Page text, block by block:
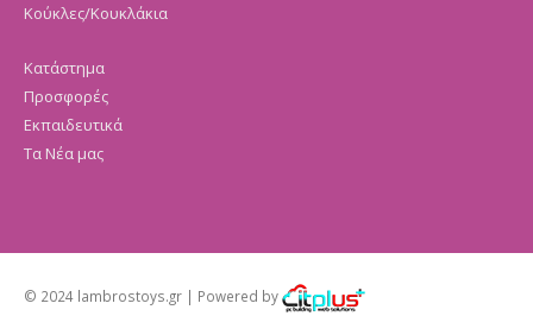
Κούκλες/Κουκλάκια
Κατάστημα
Προσφορές
Εκπαιδευτικά
Τα Νέα μας
© 2024 lambrostoys.gr | Powered by